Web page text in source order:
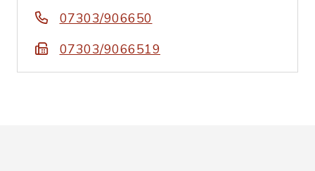
07303/906650
07303/9066519